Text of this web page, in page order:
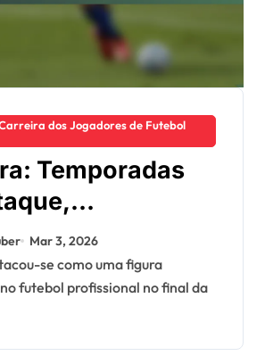
dos Jogadores de Futebol
Temporadas
para o
Mar 3, 2026
futebol profissional no final da